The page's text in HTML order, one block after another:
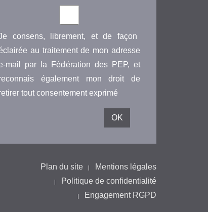
consens, librement, et de façon
au traitement de mon adresse
mail par la Fédération des PEP, et
également mon droit de
tout consentement exprimé
Plan du site
Mentions légales
Politique de confidentialité
Engagement RGPD